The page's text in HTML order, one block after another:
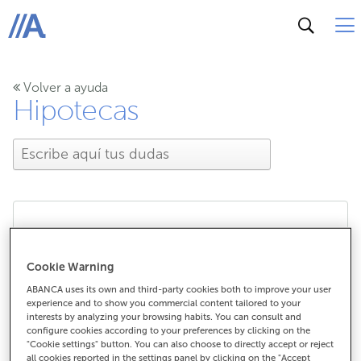
ABANCA
Volver a ayuda
Hipotecas
con cuotas estables?
¿Buscas una hipoteca con cuotas
Cookie Warning
ABANCA uses its own and third-party cookies both to improve your user
experience and to show you commercial content tailored to your
interests by analyzing your browsing habits. You can consult and
configure cookies according to your preferences by clicking on the
"Cookie settings" button. You can also choose to directly accept or reject
all cookies reported in the settings panel by clicking on the "Accept